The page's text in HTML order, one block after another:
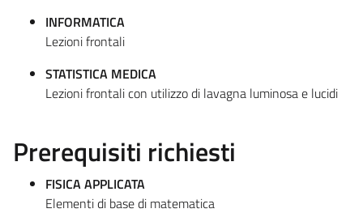
INFORMATICA
Lezioni frontali
STATISTICA MEDICA
Lezioni frontali con utilizzo di lavagna luminosa e lucidi
Prerequisiti richiesti
FISICA APPLICATA
Elementi di base di matematica